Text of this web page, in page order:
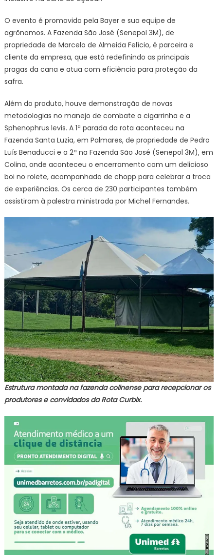
O evento é promovido pela Bayer e sua equipe de
agrônomos. A Fazenda São José (Senepol 3M), de
propriedade de Marcelo de Almeida Felício, é parceira e
cliente da empresa, que está redefinindo as principais
pragas da cana e atua com eficiência para proteção da
safra.
Além do produto, houve demonstração de novas
metodologias no manejo de combate a cigarrinha e a
Sphenophrus levis. A 1ª parada da rota aconteceu na
Fazenda Santa Luzia, em Palmares, de propriedade de Pedro
Luís Benaducci e a 2ª na Fazenda São José (Senepol 3M), em
Colina, onde aconteceu o encerramento com um delicioso
boi no rolete, acompanhado de chopp para celebrar a troca
de experiências. Os cerca de 230 participantes também
assistiram à palestra ministrada por Michel Fernandes.
Estrutura montada na fazenda colinense para recepcionar os
produtores e convidados da Rota Curbix.